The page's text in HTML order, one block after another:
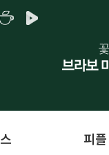
피플